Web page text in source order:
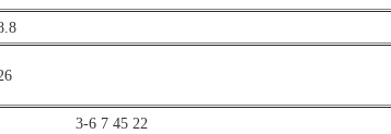
7 45 22